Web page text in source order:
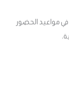
مواعيد الحضور